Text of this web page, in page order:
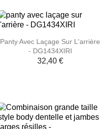
Panty Avec Laçage Sur L'arrière
- DG1434XIRI
32,40 €